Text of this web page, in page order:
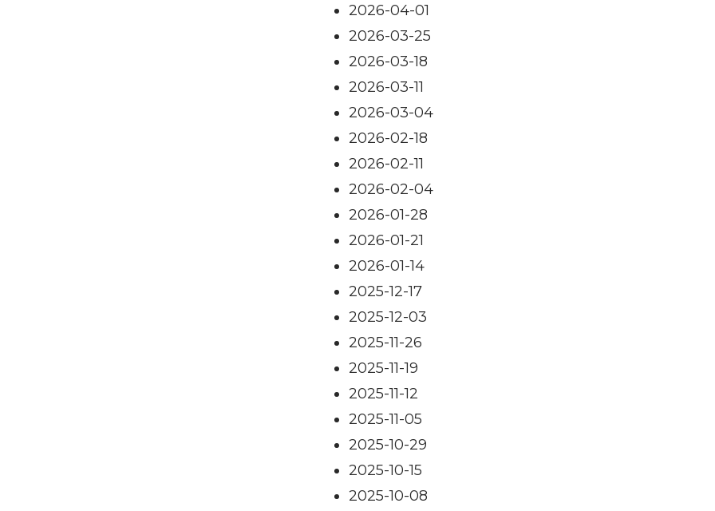
2026-04-01
2026-03-25
2026-03-18
2026-03-11
2026-03-04
2026-02-18
2026-02-11
2026-02-04
2026-01-28
2026-01-21
2026-01-14
2025-12-17
2025-12-03
2025-11-26
2025-11-19
2025-11-12
2025-11-05
2025-10-29
2025-10-15
2025-10-08